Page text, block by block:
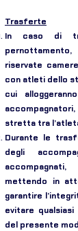
Trasferte
In caso di
riservate
con atleti dello
cui
stretta tra
Durante le
degli
mettendo in
garantire
evitare
del presente